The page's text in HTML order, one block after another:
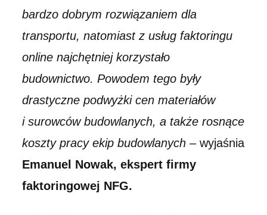
bardzo dobrym rozwiązaniem dla
transportu, natomiast z usług faktoringu
online najchętniej korzystało
budownictwo. Powodem tego były
drastyczne podwyżki cen materiałów
i surowców budowlanych, a także rosnące
koszty pracy ekip budowlanych– wyjaśnia
Emanuel Nowak, ekspert firmy
faktoringowej NFG.